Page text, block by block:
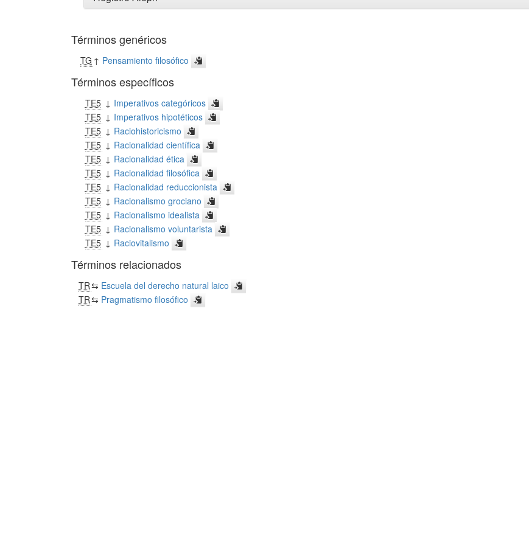
Términos genéricos
TG ↑ Pensamiento filosófico
Términos específicos
TE5 ↓ Imperativos categóricos
TE5 ↓ Imperativos hipotéticos
TE5 ↓ Raciohistoricismo
TE5 ↓ Racionalidad científica
TE5 ↓ Racionalidad ética
TE5 ↓ Racionalidad filosófica
TE5 ↓ Racionalidad reduccionista
TE5 ↓ Racionalismo grociano
TE5 ↓ Racionalismo idealista
TE5 ↓ Racionalismo voluntarista
TE5 ↓ Raciovitalismo
Términos relacionados
TR⇆ Escuela del derecho natural laico
TR⇆ Pragmatismo filosófico